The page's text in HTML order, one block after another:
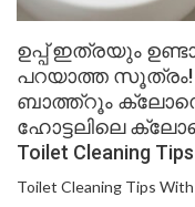
ഉപ്പ് ഇത്രയും
പറയാത്ത സൂത്രം!
ബാത്ത്റൂം
ഹോട്ടലിലെ
Toilet Cleaning
Toilet Cleaning Tips With